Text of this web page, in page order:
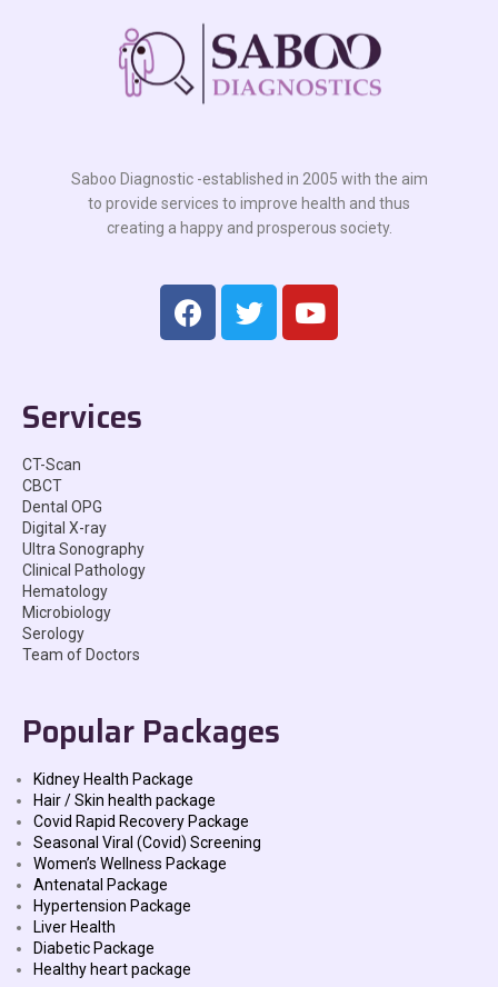
Saboo Diagnostic -established in 2005 with the aim
to provide services to improve health and thus
creating a happy and prosperous society.
Services
CT-Scan
CBCT
Dental OPG
Digital X-ray
Ultra Sonography
Clinical Pathology
Hematology
Microbiology
Serology
Team of Doctors
Popular Packages
Kidney Health Package
Hair / Skin health package
Covid Rapid Recovery Package
Seasonal Viral (Covid) Screening
Women’s Wellness Package
Antenatal Package
Hypertension Package
Liver Health
Diabetic Package
Healthy heart package